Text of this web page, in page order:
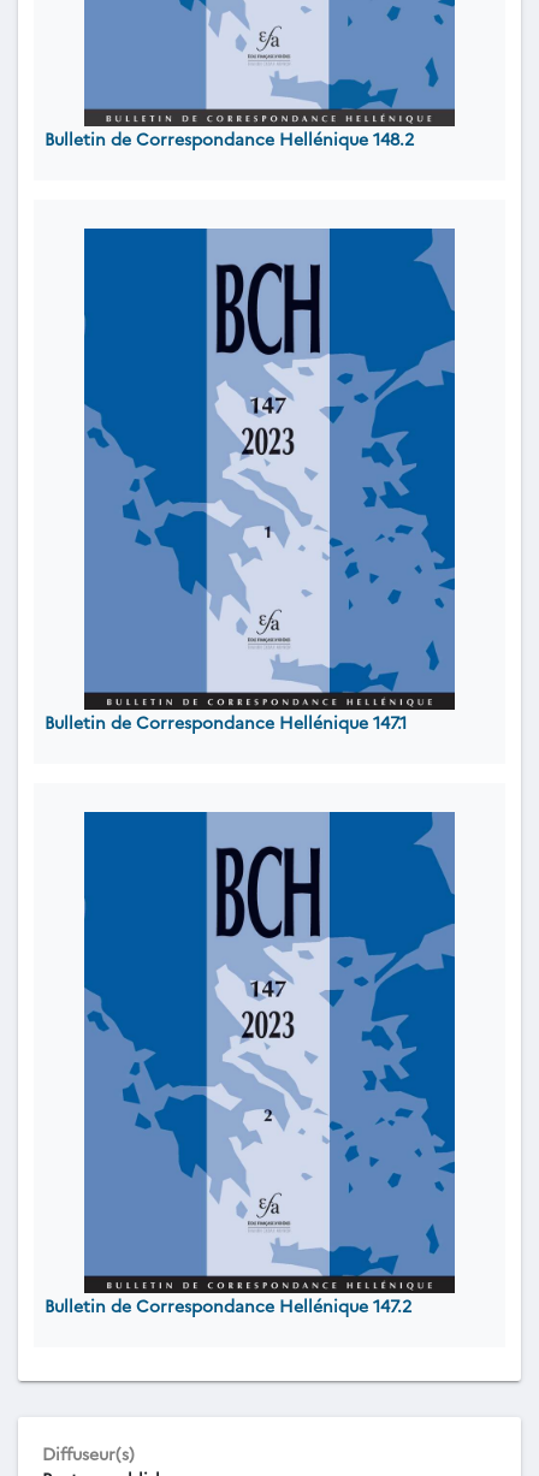
Bulletin de Correspondance Hellénique 148.2
Bulletin de Correspondance Hellénique 147.1
Bulletin de Correspondance Hellénique 147.2
Diffuseur(s)